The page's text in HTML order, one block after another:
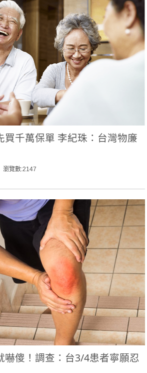
買千萬保單 李紀珠：台灣物廉
瀏覽數:2147
嚇傻！調查：台3/4患者寧願忍